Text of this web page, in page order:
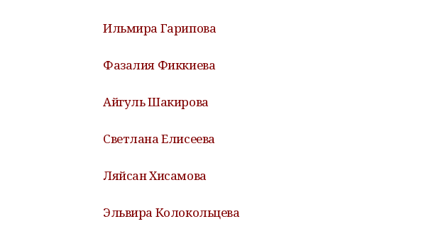
Ильмира Гарипова
Фазалия Фиккиева
Айгуль Шакирова
Светлана Елисеева
Ляйсан Хисамова
Эльвира Колокольцева